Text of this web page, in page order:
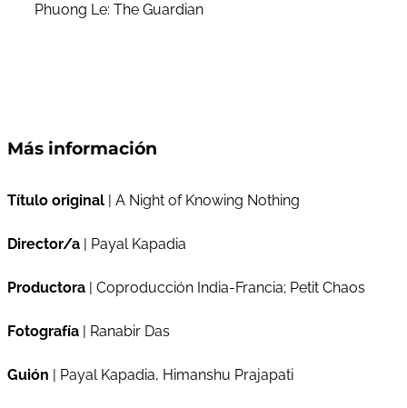
Phuong Le: The Guardian
Más información
Título original | A Night of Knowing Nothing
Director/a | Payal Kapadia
Productora | Coproducción India-Francia; Petit Chaos
Fotografía | Ranabir Das
Guión | Payal Kapadia, Himanshu Prajapati